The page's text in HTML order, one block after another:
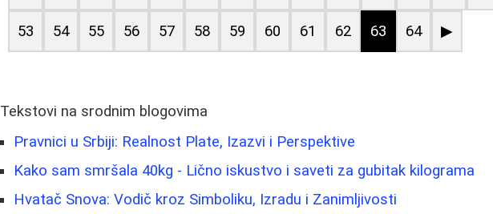
53 54 55 56 57 58 59 60 61 62 63 64 ▶
Tekstovi na srodnim blogovima
Pravnici u Srbiji: Realnost Plate, Izazvi i Perspektive
Kako sam smršala 40kg - Lično iskustvo i saveti za gubitak kilograma
Hvatač Snova: Vodič kroz Simboliku, Izradu i Zanimljivosti